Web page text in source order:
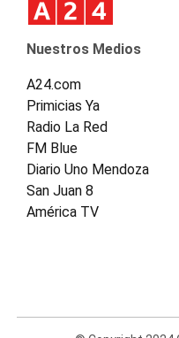
Nuestros Medios
A24.com
Primicias Ya
Radio La Red
FM Blue
Diario Uno Mendoza
San Juan 8
América TV